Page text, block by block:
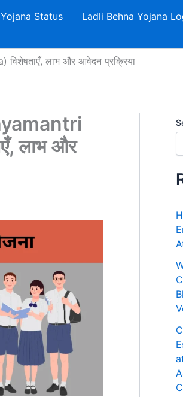
Status Ladli Behna Yojana
विशेषताएँ, लाभ और आवेदन प्रक्रिया
लाभ और